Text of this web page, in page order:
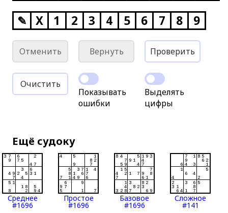
✎ X 1 2 3 4 5 6 7 8 9
Отменить Вернуть Проверить
Очистить
Показывать
ошибки
Выделять
цифры
Ещё судоку
Среднее
#1696
Простое
#1696
Базовое
#1696
Сложное
#141